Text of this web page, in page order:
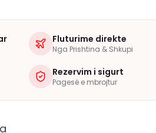
Fluturime direkte
Nga Prishtina & Shkupi
Rezervim i sigurt
Pagesë e mbrojtur